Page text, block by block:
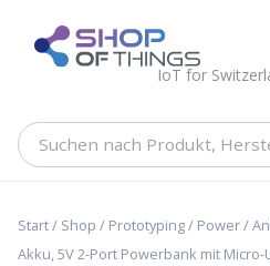
content
IoT for
Suchen
Hersteller,
Start/ Shop / Prototyping/ Power/
Akku, 5V 2-Port Powerbank mit Micro-